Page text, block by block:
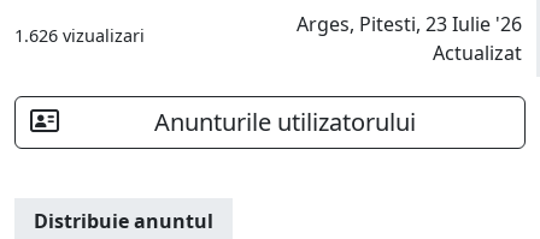
1.626 vizualizari
Arges, Pitesti, 23 Iulie '26
Actualizat
Anunturile utilizatorului
Distribuie anuntul